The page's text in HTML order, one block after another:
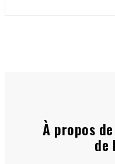
À propos
de